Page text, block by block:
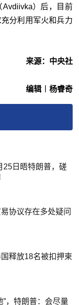
）后，目前
分利用军火和兵力
来源：中央社
编辑︱杨睿奇
25日晤特朗普，磋
协议存在多处疑问
释放18名被扣押柬
”，特朗普：会尽量